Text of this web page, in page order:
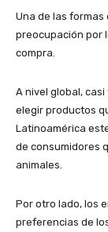
Una de las
preocupación por
compra.
A nivel global,
elegir productos
Latinoamérica
de consumidores
animales.
Por otro lado, los
preferencias de